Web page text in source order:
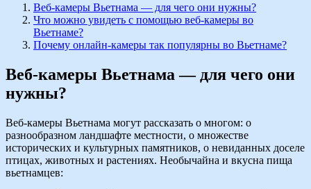
Веб-камеры Вьетнама — для чего они нужны?
Что можно увидеть с помощью веб-камеры во
Вьетнаме?
Почему онлайн-камеры так популярны во Вьетнаме?
Веб-камеры Вьетнама — для чего они
нужны?
Веб-камеры Вьетнама могут рассказать о многом: о
разнообразном ландшафте местности, о множестве
исторических и культурных памятников, о невиданных доселе
птицах, животных и растениях. Необычайна и вкусна пища
вьетнамцев: